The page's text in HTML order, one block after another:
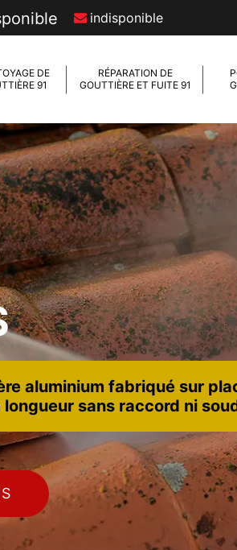
indisponible
DE
91
RÉPARATION DE
GOUTTIÈRE ET FUITE 91
aluminium fabriqué sur
sans raccord ni